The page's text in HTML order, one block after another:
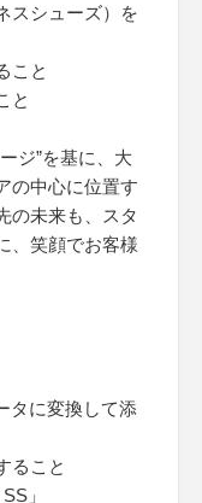
スシューズ）を
こと
と
ジ”を基に、大
の中心に位置す
の未来も、スタ
、笑顔でお客様
タに変換して添
ること
」